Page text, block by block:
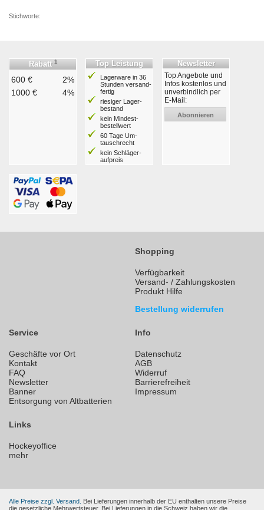
Stichworte:
Rabatt 1
600 €
2%
1000 €
4%
Top Leistung
Lagerware in 36
Stunden ver­sand­
fertig
riesiger Lager­
bestand
kein Mindest­
bestell­wert
60 Tage Um­
tausch­recht
kein Schläger­
aufpreis
Newsletter
Top Angebote und
Infos kostenlos und
unverbindlich per
E-Mail:
Abonnieren
Shopping
Verfügbarkeit
Versand- / Zahlungskosten
Produkt Hilfe
Bestellung widerrufen
Service
Geschäfte vor Ort
Kontakt
FAQ
Newsletter
Banner
Entsorgung von Altbatterien
Info
Datenschutz
AGB
Widerruf
Barrierefreiheit
Impressum
Links
Hockeyoffice
mehr
Alle Preise zzgl. Versand. Bei Lieferungen innerhalb der EU enthalten unsere Preise
die gesetzliche Mehrwertsteuer. Bei Lieferungen in die Schweiz haben wir die